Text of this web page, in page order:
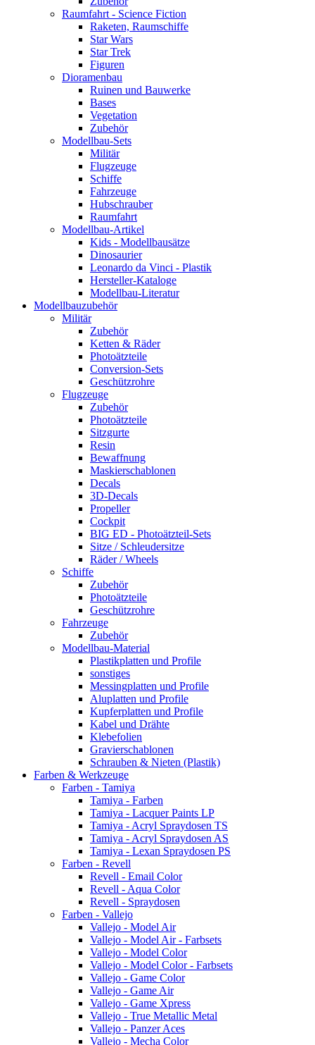
Raumfahrt - Science Fiction
Raketen, Raumschiffe
Star Wars
Star Trek
Figuren
Dioramenbau
Ruinen und Bauwerke
Bases
Vegetation
Zubehör
Modellbau-Sets
Militär
Flugzeuge
Schiffe
Fahrzeuge
Hubschrauber
Raumfahrt
Modellbau-Artikel
Kids - Modellbausätze
Dinosaurier
Leonardo da Vinci - Plastik
Hersteller-Kataloge
Modellbau-Literatur
Modellbauzubehör
Militär
Zubehör
Ketten & Räder
Photoätzteile
Conversion-Sets
Geschützrohre
Flugzeuge
Zubehör
Photoätzteile
Sitzgurte
Resin
Bewaffnung
Maskierschablonen
Decals
3D-Decals
Propeller
Cockpit
BIG ED - Photoätzteil-Sets
Sitze / Schleudersitze
Räder / Wheels
Schiffe
Zubehör
Photoätzteile
Geschützrohre
Fahrzeuge
Zubehör
Modellbau-Material
Plastikplatten und Profile
sonstiges
Messingplatten und Profile
Aluplatten und Profile
Kupferplatten und Profile
Kabel und Drähte
Klebefolien
Gravierschablonen
Schrauben & Nieten (Plastik)
Farben & Werkzeuge
Farben - Tamiya
Tamiya - Farben
Tamiya - Lacquer Paints LP
Tamiya - Acryl Spraydosen TS
Tamiya - Acryl Spraydosen AS
Tamiya - Lexan Spraydosen PS
Farben - Revell
Revell - Email Color
Revell - Aqua Color
Revell - Spraydosen
Farben - Vallejo
Vallejo - Model Air
Vallejo - Model Air - Farbsets
Vallejo - Model Color
Vallejo - Model Color - Farbsets
Vallejo - Game Color
Vallejo - Game Air
Vallejo - Game Xpress
Vallejo - True Metallic Metal
Vallejo - Panzer Aces
Vallejo - Mecha Color